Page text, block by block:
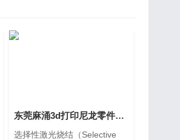
东莞麻涌3d打印尼龙零件的优势与不足有哪些
选择性激光烧结（Selective